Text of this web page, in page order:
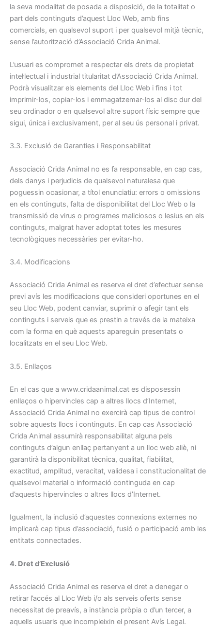
la seva modalitat de posada a disposició, de la totalitat o
part dels continguts d’aquest Lloc Web, amb fins
comercials, en qualsevol suport i per qualsevol mitjà tècnic,
sense l’autorització d’Associació Crida Animal.
L’usuari es compromet a respectar els drets de propietat
intel·lectual i industrial titularitat d’Associació Crida Animal.
Podrà visualitzar els elements del Lloc Web i fins i tot
imprimir-los, copiar-los i emmagatzemar-los al disc dur del
seu ordinador o en qualsevol altre suport físic sempre que
sigui, única i exclusivament, per al seu ús personal i privat.
3.3. Exclusió de Garanties i Responsabilitat
Associació Crida Animal no es fa responsable, en cap cas,
dels danys i perjudicis de qualsevol naturalesa que
poguessin ocasionar, a títol enunciatiu: errors o omissions
en els continguts, falta de disponibilitat del Lloc Web o la
transmissió de virus o programes maliciosos o lesius en els
continguts, malgrat haver adoptat totes les mesures
tecnològiques necessàries per evitar-ho.
3.4. Modificacions
Associació Crida Animal es reserva el dret d’efectuar sense
previ avís les modificacions que consideri oportunes en el
seu Lloc Web, podent canviar, suprimir o afegir tant els
continguts i serveis que es prestin a través de la mateixa
com la forma en què aquests apareguin presentats o
localitzats en el seu Lloc Web.
3.5. Enllaços
En el cas que a www.cridaanimal.cat es disposessin
enllaços o hipervincles cap a altres llocs d’Internet,
Associació Crida Animal no exercirà cap tipus de control
sobre aquests llocs i continguts. En cap cas Associació
Crida Animal assumirà responsabilitat alguna pels
continguts d’algun enllaç pertanyent a un lloc web aliè, ni
garantirà la disponibilitat tècnica, qualitat, fiabilitat,
exactitud, amplitud, veracitat, validesa i constitucionalitat de
qualsevol material o informació continguda en cap
d’aquests hipervincles o altres llocs d’Internet.
Igualment, la inclusió d’aquestes connexions externes no
implicarà cap tipus d’associació, fusió o participació amb les
entitats connectades.
4. Dret d’Exclusió
Associació Crida Animal es reserva el dret a denegar o
retirar l’accés al Lloc Web i/o als serveis oferts sense
necessitat de preavís, a instància pròpia o d’un tercer, a
aquells usuaris que incompleixin el present Avís Legal.